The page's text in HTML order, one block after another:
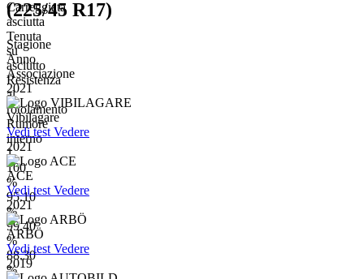
Carreggiata
asciutta
Tenuta
su
asciutto
Resistenza
al
rotolamento
Rumore
interno
1
100
%
95.10
%
99.40
%
88.30
%
(225/45 R17)
Stagione
Anno
Associazione
2021
Vibilagare
Vedi test Vedere
2021
ACE
Vedi test Vedere
2021
ARBÖ
Vedi test Vedere
2019